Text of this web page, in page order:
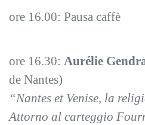
ore 16.00: Pausa caffè
ore 16.30: Aurélie
de Nantes)
“Nantes et Venise, la
Attorno al carteggio